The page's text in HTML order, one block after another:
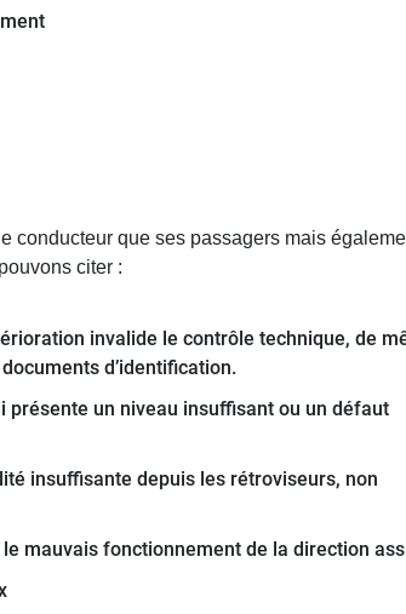
conducteur que ses passagers mais
citer :
invalide le contrôle technique, de
d’identification.
un niveau insuffisant ou un défaut
insuffisante depuis les rétroviseurs, non
mauvais fonctionnement de la direction